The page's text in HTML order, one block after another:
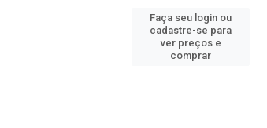
Faça seu login ou
cadastre-se para
ver preços e
comprar